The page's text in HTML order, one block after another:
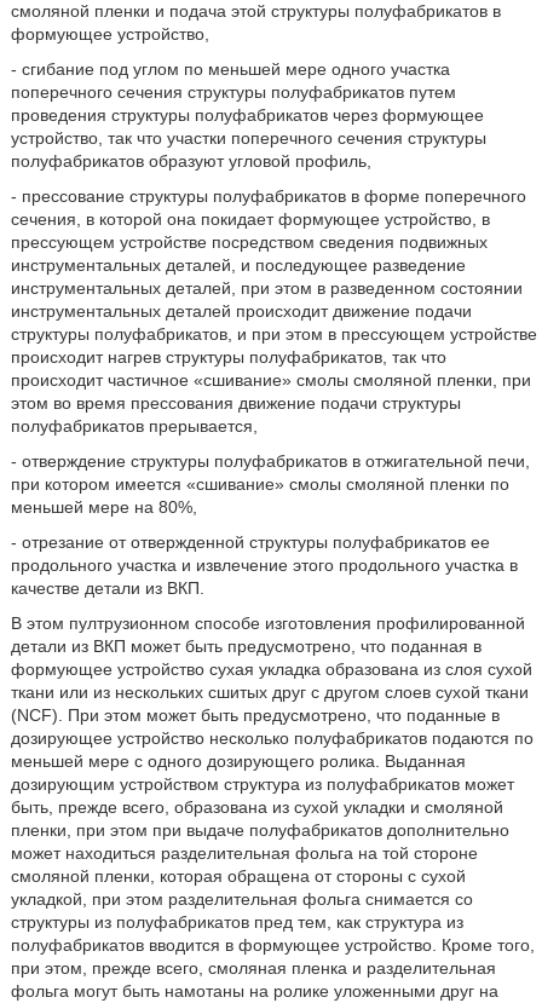
смоляной пленки и подача этой структуры полуфабрикатов в
формующее устройство,
- сгибание под углом по меньшей мере одного участка
поперечного сечения структуры полуфабрикатов путем
проведения структуры полуфабрикатов через формующее
устройство, так что участки поперечного сечения структуры
полуфабрикатов образуют угловой профиль,
- прессование структуры полуфабрикатов в форме поперечного
сечения, в которой она покидает формующее устройство, в
прессующем устройстве посредством сведения подвижных
инструментальных деталей, и последующее разведение
инструментальных деталей, при этом в разведенном состоянии
инструментальных деталей происходит движение подачи
структуры полуфабрикатов, и при этом в прессующем устройстве
происходит нагрев структуры полуфабрикатов, так что
происходит частичное «сшивание» смолы смоляной пленки, при
этом во время прессования движение подачи структуры
полуфабрикатов прерывается,
- отверждение структуры полуфабрикатов в отжигательной печи,
при котором имеется «сшивание» смолы смоляной пленки по
меньшей мере на 80%,
- отрезание от отвержденной структуры полуфабрикатов ее
продольного участка и извлечение этого продольного участка в
качестве детали из ВКП.
В этом пултрузионном способе изготовления профилированной
детали из ВКП может быть предусмотрено, что поданная в
формующее устройство сухая укладка образована из слоя сухой
ткани или из нескольких сшитых друг с другом слоев сухой ткани
(NCF). При этом может быть предусмотрено, что поданные в
дозирующее устройство несколько полуфабрикатов подаются по
меньшей мере с одного дозирующего ролика. Выданная
дозирующим устройством структура из полуфабрикатов может
быть, прежде всего, образована из сухой укладки и смоляной
пленки, при этом при выдаче полуфабрикатов дополнительно
может находиться разделительная фольга на той стороне
смоляной пленки, которая обращена от стороны с сухой
укладкой, при этом разделительная фольга снимается со
структуры из полуфабрикатов пред тем, как структура из
полуфабрикатов вводится в формующее устройство. Кроме того,
при этом, прежде всего, смоляная пленка и разделительная
фольга могут быть намотаны на ролике уложенными друг на